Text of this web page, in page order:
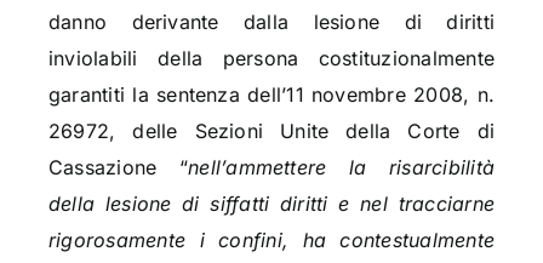
danno derivante dalla lesione di diritti
inviolabili della persona costituzionalmente
garantiti la sentenza dell’11 novembre 2008, n.
26972, delle Sezioni Unite della Corte di
Cassazione “nell’ammettere la risarcibilità
della lesione di siffatti diritti e nel tracciarne
rigorosamente i confini, ha contestualmente